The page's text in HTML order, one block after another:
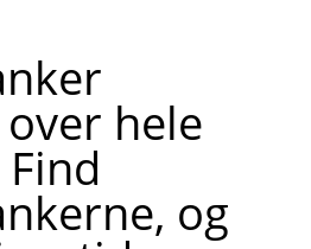
hele
og